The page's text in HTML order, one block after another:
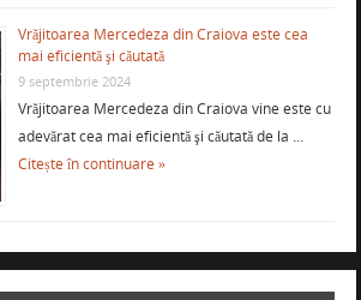
Vrăjitoarea Mercedeza din Craiova este cea
mai eficientă şi căutată
9 septembrie 2024
Vrăjitoarea Mercedeza din Craiova vine este cu
adevărat cea mai eficientă şi căutată de la …
Citește în continuare »